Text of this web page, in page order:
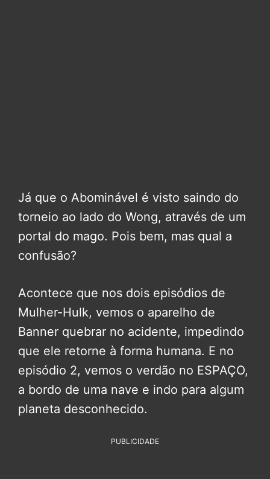
Já que o Abominável é visto saindo do
torneio ao lado do Wong, através de um
portal do mago. Pois bem, mas qual a
confusão?
Acontece que nos dois episódios de
Mulher-Hulk, vemos o aparelho de
Banner quebrar no acidente, impedindo
que ele retorne à forma humana. E no
episódio 2, vemos o verdão no ESPAÇO,
a bordo de uma nave e indo para algum
planeta desconhecido.
PUBLICIDADE